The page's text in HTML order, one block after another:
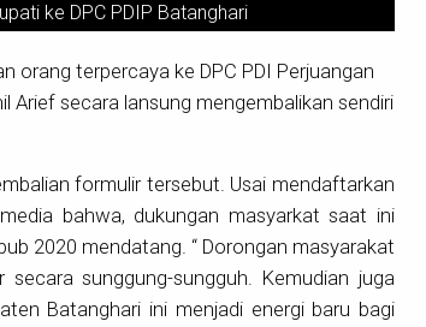
ke DPC PDIP Batanghari
orang terpercaya ke DPC PDI Perjuangan
Arief secara lansung mengembalikan sendiri
formulir tersebut. Usai mendaftarkan
bahwa, dukungan masyarkat saat ini
2020 mendatang. “ Dorongan masyarakat
sunggung-sungguh. Kemudian juga
Batanghari ini menjadi energi baru bagi